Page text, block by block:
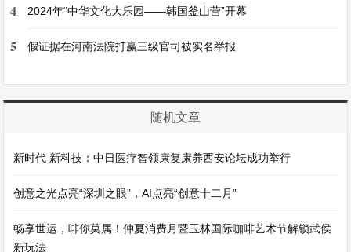
4 2024年“中华文化大乐园——韩国釜山营”开幕
5 假证据在河南法院打赢三级官司被实名举报
随机文章
新时代 新科技：中日医疗智领康复康养西安论坛成功举行
创意之光点亮“深圳之眼”，AI点亮“创意十二月”
畅享世运，啡你莫属！仲夏消费月暨玉林国际咖啡艺术节解锁武侯
新玩法